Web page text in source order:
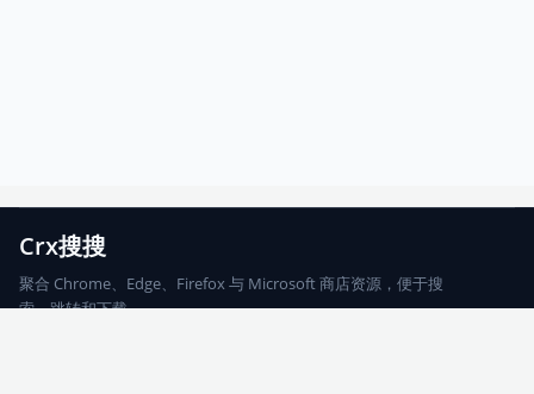
Crx搜搜
聚合 Chrome、Edge、Firefox 与 Microsoft 商店资源，便于搜
索、跳转和下载。